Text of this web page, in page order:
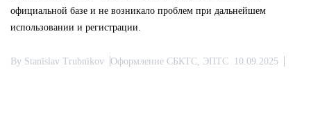
официальной базе и не возникало проблем при дальнейшем
использовании и регистрации.
By Stanislav Trubnikov Оформление СБКТС, ЭПТС 10.09.2025